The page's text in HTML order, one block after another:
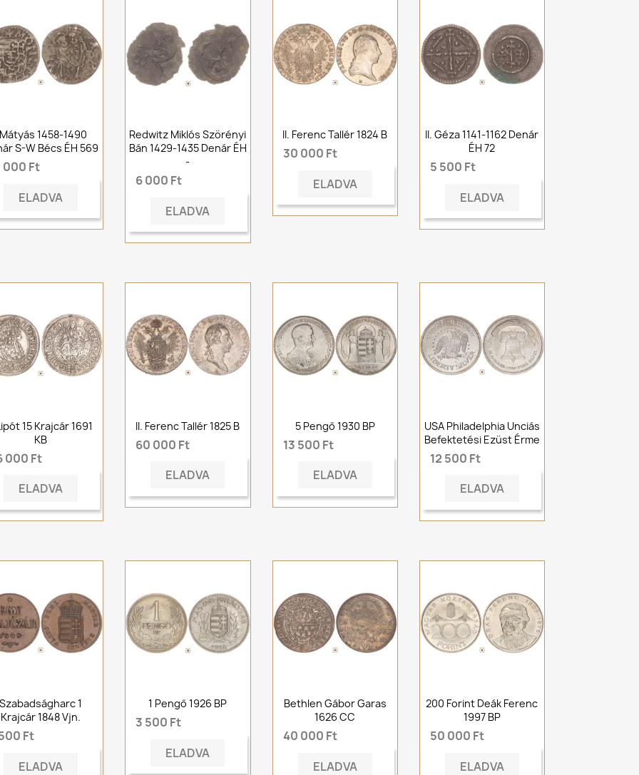
1458-1490
S-W Bécs ÉH 569
000 Ft
ELADVA
Redwitz Miklós Szörényi
Bán 1429-1435 Denár ÉH
-
6 000 Ft
ELADVA
II. Ferenc Tallér 1824 B
30 000 Ft
ELADVA
II. Géza 1141-1162 Denár
ÉH 72
5 500 Ft
ELADVA
15 Krajcár 1691
KB
000 Ft
ELADVA
II. Ferenc Tallér 1825 B
60 000 Ft
ELADVA
5 Pengő 1930 BP
13 500 Ft
ELADVA
USA Philadelphia Unciás
Befektetési Ezüst Érme
12 500 Ft
ELADVA
Szabadságharc 1
Krajcár 1848 Vjn.
Ft
ELADVA
1 Pengő 1926 BP
3 500 Ft
ELADVA
Bethlen Gábor Garas
1626 CC
40 000 Ft
ELADVA
200 Forint Deák Ferenc
1997 BP
50 000 Ft
ELADVA